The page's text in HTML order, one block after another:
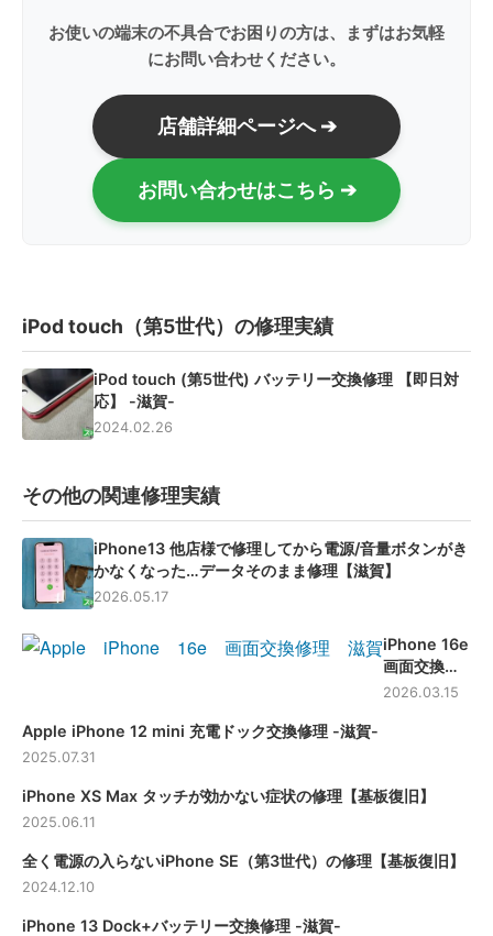
お使いの端末の不具合でお困りの方は、まずはお気軽
にお問い合わせください。
店舗詳細ページへ ➔
お問い合わせはこちら ➔
iPod touch（第5世代）の修理実績
iPod touch (第5世代) バッテリー交換修理 【即日対
応】 -滋賀-
2024.02.26
その他の関連修理実績
iPhone13 他店様で修理してから電源/音量ボタンがき
かなくなった…データそのまま修理【滋賀】
2026.05.17
iPhone 16e
画面交換修
理 -滋賀-
2026.03.15
Apple iPhone 12 mini 充電ドック交換修理 -滋賀-
2025.07.31
iPhone XS Max タッチが効かない症状の修理【基板復旧】
2025.06.11
全く電源の入らないiPhone SE（第3世代）の修理【基板復旧】
2024.12.10
iPhone 13 Dock+バッテリー交換修理 -滋賀-